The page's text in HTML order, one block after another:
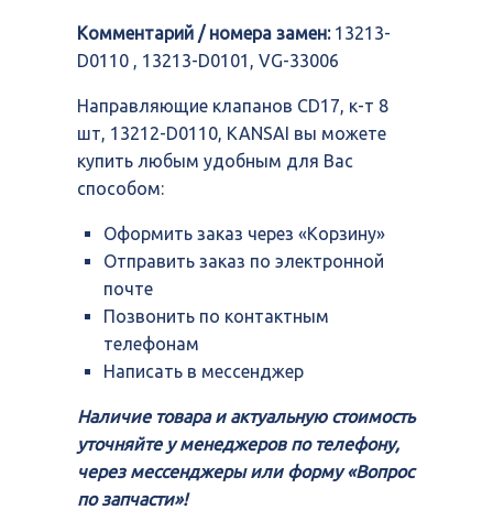
8
шт,
D0110,
KANSAI
Комментарий / номера замен:13213-
D0110 , 13213-D0101, VG-33006
Направляющие клапанов CD17, к-т 8
шт, 13212-D0110, KANSAI вы можете
купить любым удобным для Вас
способом:
Оформить заказ через «Корзину»
Отправить заказ по электронной
почте
Позвонить по контактным
телефонам
Написать в мессенджер
Наличие товара и актуальную стоимость
уточняйте у менеджеров по телефону,
через мессенджеры или форму «Вопрос
по запчасти»!